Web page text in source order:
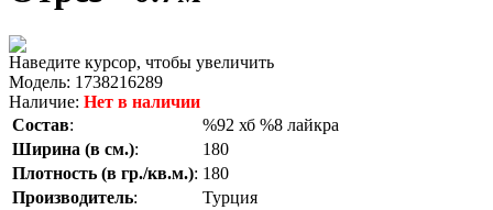
Наведите курсор, чтобы увеличить
Модель: 1738216289
Наличие: Нет в наличии
Состав:
%92 хб %8 лайкра
Ширина (в см.):
180
Плотность (в гр./кв.м.): 180
Производитель:
Турция